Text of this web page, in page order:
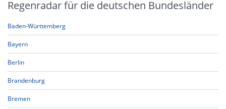
Regenradar für die deutschen Bundesländer
Baden-Württemberg
Bayern
Berlin
Brandenburg
Bremen